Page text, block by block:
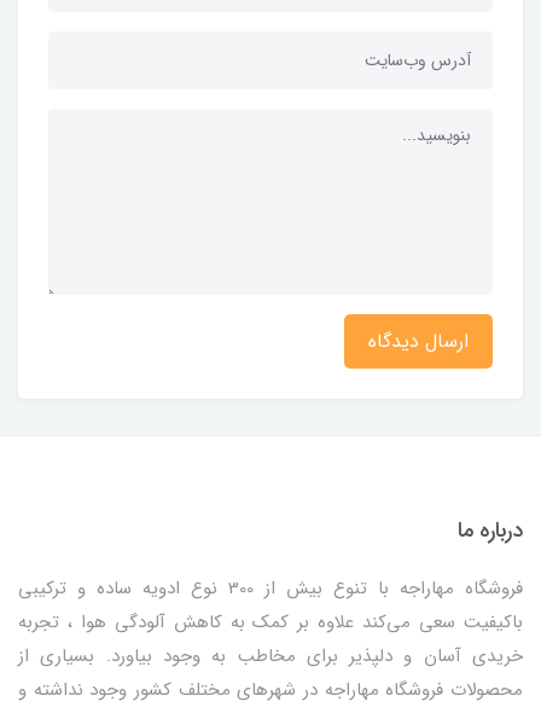
ارسال دیدگاه
درباره ما
فروشگاه مهاراجه با تنوع بیش از 300 نوع ادویه ساده و ترکیبی
باکیفیت سعی می‌کند علاوه بر کمک به کاهش آلودگی هوا ، تجربه
خریدی آسان و دلپذیر برای مخاطب به وجود بیاورد. بسیاری از
محصولات فروشگاه مهاراجه در شهرهای مختلف کشور وجود نداشته و